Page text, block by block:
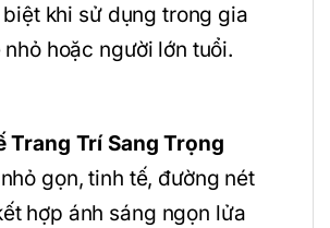
khi sử dụng trong gia
hoặc người lớn tuổi.
Trang Trí Sang Trọng
gọn, tinh tế, đường nét
hợp ánh sáng ngọn lửa